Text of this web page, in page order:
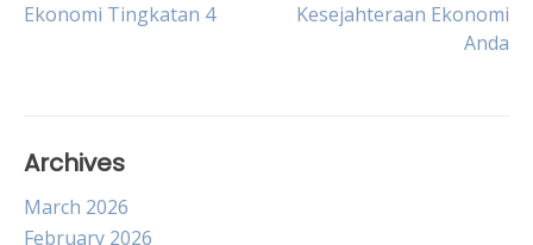
navigation
Ekonomi Tingkatan 4
Kesejahteraan Ekonomi
Anda
Archives
March 2026
February 2026